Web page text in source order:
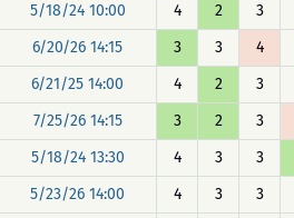
5/18/24 10:00 4 2 3
6/20/26 14:15 3 3 4
6/21/25 14:00 4 2 3
7/25/26 14:15 3 2 3
5/18/24 13:30 4 3 3
5/23/26 14:00 4 3 3